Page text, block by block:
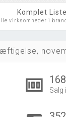
Komplet Liste
virksomheder i
money Salg